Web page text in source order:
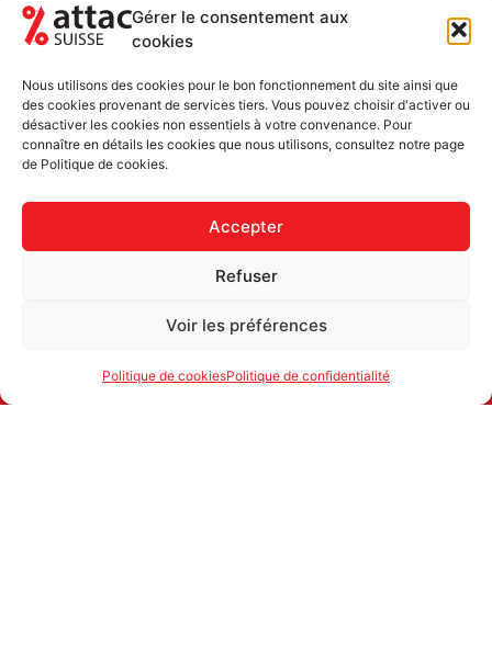
Gérer le consentement aux
cookies
Nous utilisons des cookies pour le bon fonctionnement du site ainsi que
des cookies provenant de services tiers. Vous pouvez choisir d'activer ou
désactiver les cookies non essentiels à votre convenance. Pour
connaître en détails les cookies que nous utilisons, consultez notre page
de Politique de cookies.
Accepter
Refuser
Voir les préférences
Politique de cookiesPolitique de confidentialité
NEWSLETTER
5-6 FOIS PAR ANNÉE
Newsletter uniquement et désinscription possible